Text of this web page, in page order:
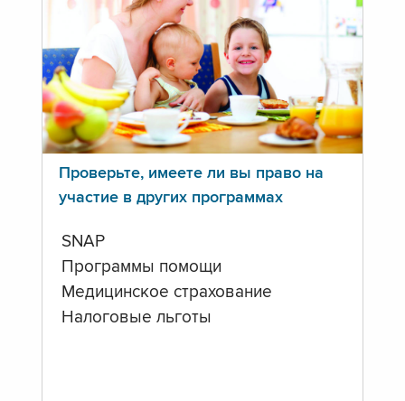
Проверьте, имеете ли вы право на
участие в других программах
SNAP
Программы помощи
Медицинское страхование
Налоговые льготы